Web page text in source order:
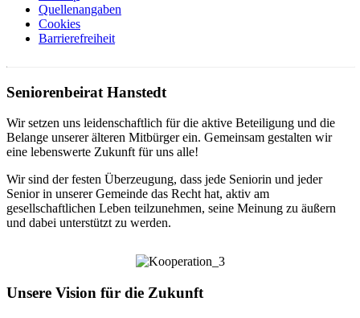
Quellenangaben
Cookies
Barrierefreiheit
Seniorenbeirat Hanstedt
Wir setzen uns leidenschaftlich für die aktive Beteiligung und die
Belange unserer älteren Mitbürger ein. Gemeinsam gestalten wir
eine lebenswerte Zukunft für uns alle!
Wir sind der festen Überzeugung, dass jede Seniorin und jeder
Senior in unserer Gemeinde das Recht hat, aktiv am
gesellschaftlichen Leben teilzunehmen, seine Meinung zu äußern
und dabei unterstützt zu werden.
Unsere Vision für die Zukunft